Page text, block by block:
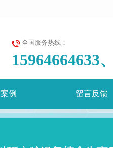
全国服务热线：
15964664633
例 留言反馈